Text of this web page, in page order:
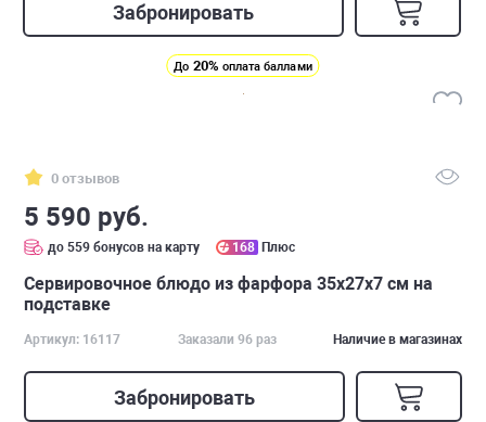
Забронировать
До 20% оплата баллами
0 отзывов
5 590 руб.
до 559 бонусов на карту 168 Плюс
Cервировочное блюдо из фарфора 35х27х7 см на
подставке
Артикул: 16117 Заказали 96 раз Наличие в магазинах
Забронировать